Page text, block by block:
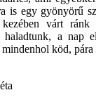
is egy gyönyörű
várt ránk
a nap
köd,